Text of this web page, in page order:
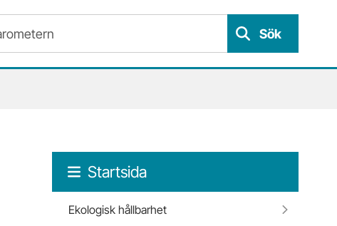
Sök
Startsida
Ekologisk hållbarhet